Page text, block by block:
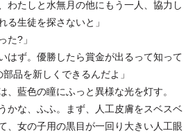
わたしと水無月の他にもう一人、協力し
る生徒を探さないと」
た?」
はず。優勝したら賞金が出るって知って
品を新しくできるんだよ」
藍色の瞳にふっと異様な光を灯す。
かな、ふふ。まず、人工皮膚をスベスベ
、女の子用の黒目が一回り大きい人工眼